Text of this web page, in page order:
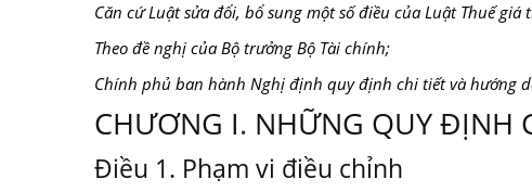
Căn cứ Luật sửa đổi, bổ sung một số điều của Luật Thuế
Theo đề nghị của Bộ trưởng Bộ Tài chính;
Chính phủ ban hành Nghị định quy định chi tiết và hướng
CHƯƠNG I. NHỮNG QUY ĐỊNH
Điều 1. Phạm vi điều chỉnh